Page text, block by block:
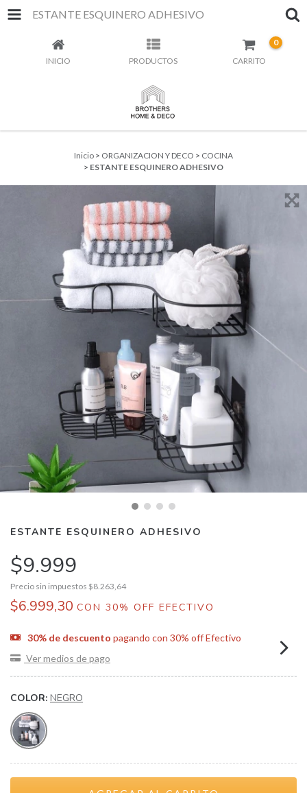
ESTANTE ESQUINERO ADHESIVO
INICIO PRODUCTOS CARRITO
0
Inicio > ORGANIZACION Y DECO > COCINA
> ESTANTE ESQUINERO ADHESIVO
ESTANTE ESQUINERO ADHESIVO
$9.999
Precio sin impuestos $8.263,64
$6.999,30 CON 30% OFF EFECTIVO
30% de descuento pagando con 30% off Efectivo
Ver medios de pago
COLOR: NEGRO